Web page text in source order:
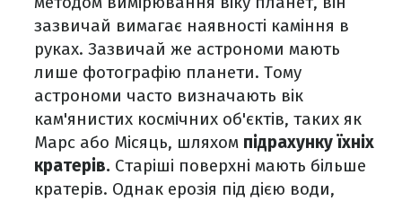
зазвичай вимагає наявності каміння в
руках. Зазвичай же астрономи мають
лише фотографію планети. Тому
астрономи часто визначають вік
кам'янистих космічних об'єктів, таких як
Марс або Місяць, шляхом підрахунку їхніх
кратерів. Старіші поверхні мають більше
кратерів. Однак ерозія під дією води,